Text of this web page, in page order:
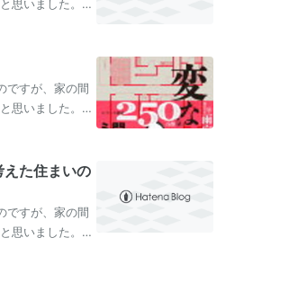
思いました。皆
ですが、家の間
思いました。皆
た住まいの
ですが、家の間
思いました。皆